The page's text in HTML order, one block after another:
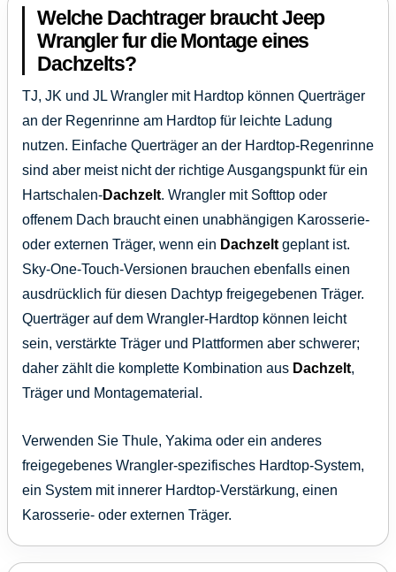
Welche Dachtrager braucht Jeep
Wrangler fur die Montage eines
Dachzelts?
TJ, JK und JL Wrangler mit Hardtop können Querträger
an der Regenrinne am Hardtop für leichte Ladung
nutzen. Einfache Querträger an der Hardtop-Regenrinne
sind aber meist nicht der richtige Ausgangspunkt für ein
Hartschalen-Dachzelt. Wrangler mit Softtop oder
offenem Dach braucht einen unabhängigen Karosserie-
oder externen Träger, wenn ein Dachzelt geplant ist.
Sky-One-Touch-Versionen brauchen ebenfalls einen
ausdrücklich für diesen Dachtyp freigegebenen Träger.
Querträger auf dem Wrangler-Hardtop können leicht
sein, verstärkte Träger und Plattformen aber schwerer;
daher zählt die komplette Kombination aus Dachzelt,
Träger und Montagematerial.
Verwenden Sie Thule, Yakima oder ein anderes
freigegebenes Wrangler-spezifisches Hardtop-System,
ein System mit innerer Hardtop-Verstärkung, einen
Karosserie- oder externen Träger.